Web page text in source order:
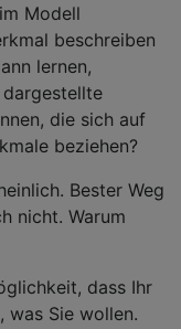
Modell
beschreiben
lernen,
die sich auf
beziehen?
Bester Weg
nicht. Warum
dass Ihr
was Sie wollen.